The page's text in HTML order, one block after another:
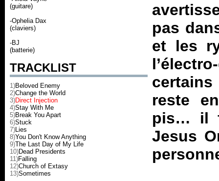
(guitare)
-Ophelia Dax
(claviers)
-BJ
(batterie)
TRACKLIST
1)Beloved Enemy
2)Change the World
3)Direct Injection
4)Stay With Me
5)Break You Apart
6)Stuck
7)Lies
8)You Don't Know Anything
9)The Last Day of My Life
10)Dead Presidents
11)Falling
12)Church of Extasy
13)Sometimes
pas
et les
reste
pis… il
Jesus